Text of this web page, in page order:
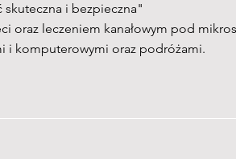
i bezpieczna"
oraz leczeniem kanałowym pod
i komputerowymi oraz podróżami.